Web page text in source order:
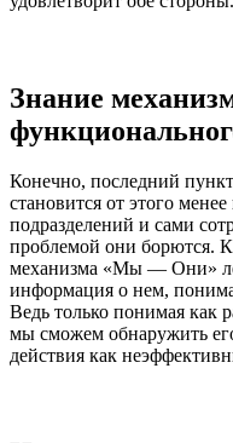
Знание
Конечно, последний
становится от этого
подразделений и сами
проблемой они борются.
механизма «Мы — Они»
информация о нем,
Ведь только понимая как
мы сможем обнаружить
действия как